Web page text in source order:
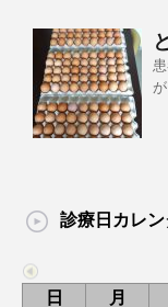
診療日カレ
日
月